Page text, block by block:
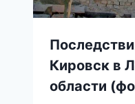
Кировск в
области